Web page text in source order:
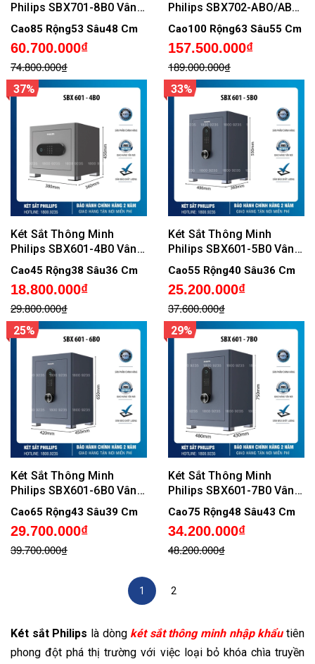
Philips SBX701-8B0 Vân
Tay Điện Tử, Không cảnh
báo qua điện thoại
Cao85 Rộng53 Sâu48 Cm
60.700.000₫
74.800.000₫
Philips SBX702-ABO/ABX
Vân Tay Điện Tử Cao Cấp
Cao100 Rộng63 Sâu55 Cm
157.500.000₫
189.000.000₫
37%
Két Sắt Thông Minh
Philips SBX601-4B0 Vân
Tay Điện Tử Nhập Khẩu,
Không cảnh báo qua điện
thoại
Cao45 Rộng38 Sâu36 Cm
18.800.000₫
29.800.000₫
33%
Két Sắt Thông Minh
Philips SBX601-5B0 Vân
Tay Điện Tử Chính Hãng,
Không cảnh báo qua điện
thoại
Cao55 Rộng40 Sâu36 Cm
25.200.000₫
37.600.000₫
25%
Két Sắt Thông Minh
Philips SBX601-6B0 Vân
Tay Điện Tử
Cao65 Rộng43 Sâu39 Cm
29.700.000₫
39.700.000₫
29%
Két Sắt Thông Minh
Philips SBX601-7B0 Vân
Tay Điện Tử, Không cảnh
báo qua điện thoại
Cao75 Rộng48 Sâu43 Cm
34.200.000₫
48.200.000₫
1 2
Két sắt Philips là dòng két sắt thông minh nhập khẩu tiên
phong đột phá thị trường với việc loại bỏ khóa chìa truyền